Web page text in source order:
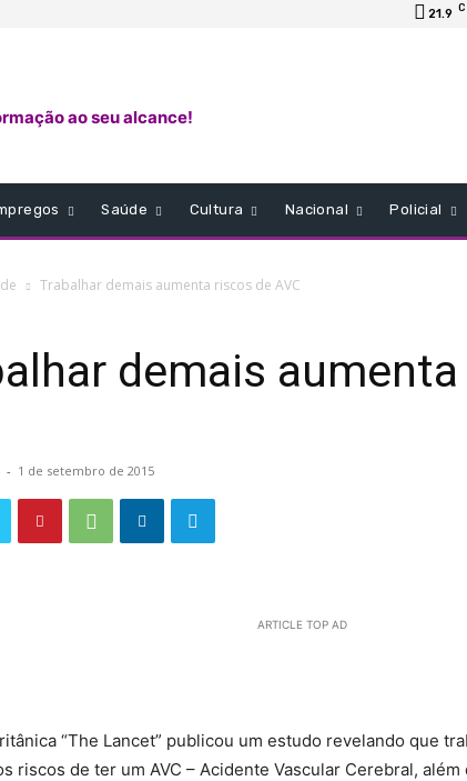
21.9 C
ao seu alcance!
Saúde Cultura Nacional Policial
Trabalhar demais aumenta riscos de AVC
demais
- 1 de setembro de 2015
ARTICLE TOP AD
“The Lancet” publicou um estudo revelando que
riscos de ter um AVC – Acidente Vascular Cerebral, além